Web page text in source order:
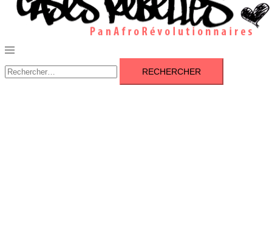
Ouvrir/fermer
le
menu
Rechercher :